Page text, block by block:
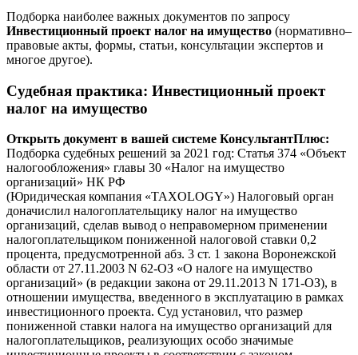
Подборка наиболее важных документов по запросу
Инвестиционный проект налог на имущество (нормативно–
правовые акты, формы, статьи, консультации экспертов и
многое другое).
Судебная практика: Инвестиционный проект
налог на имущество
Открыть документ в вашей системе КонсультантПлюс:
Подборка судебных решений за 2021 год: Статья 374 «Объект
налогообложения» главы 30 «Налог на имущество
организаций» НК РФ
(Юридическая компания «TAXOLOGY») Налоговый орган
доначислил налогоплательщику налог на имущество
организаций, сделав вывод о неправомерном применении
налогоплательщиком пониженной налоговой ставки 0,2
процента, предусмотренной абз. 3 ст. 1 закона Воронежской
области от 27.11.2003 N 62-ОЗ «О налоге на имущество
организаций» (в редакции закона от 29.11.2013 N 171-ОЗ), в
отношении имущества, введенного в эксплуатацию в рамках
инвестиционного проекта. Суд установил, что размер
пониженной ставки налога на имущество организаций для
налогоплательщиков, реализующих особо значимые